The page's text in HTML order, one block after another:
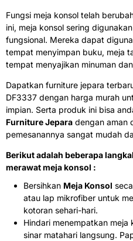
Fungsi meja konsol telah
ini, meja konsol sering
fungsional. Mereka dapat
tempat menyimpan buku, meja
tempat menyajikan minuman
Dapatkan furniture jepara
DF3337 dengan harga murah
impian. Serta produk ini bisa
Furniture Jepara dengan aman
pemesanannya sangat mudah
Berikut adalah beberapa
merawat meja konsol :
Bersihkan Meja Konsol
atau lap mikrofiber untuk
kotoran sehari-hari.
Hindari menempatkan
sinar matahari langsung.